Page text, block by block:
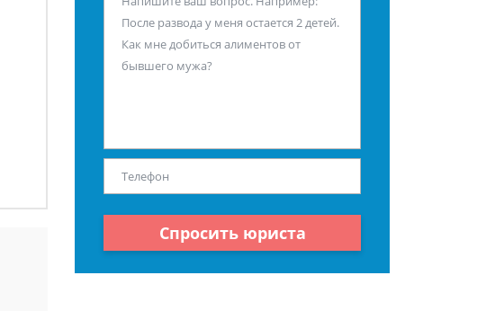
Спросить юриста